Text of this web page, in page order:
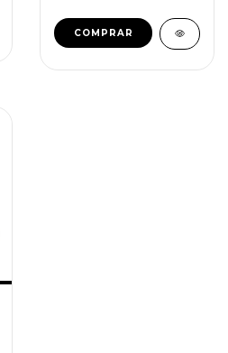
COMPRAR